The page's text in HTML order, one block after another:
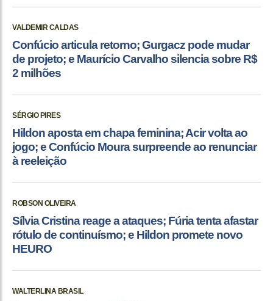
VALDEMIR CALDAS
Confúcio articula retorno; Gurgacz pode mudar
de projeto; e Maurício Carvalho silencia sobre R$
2 milhões
SÉRGIO PIRES
Hildon aposta em chapa feminina; Acir volta ao
jogo; e Confúcio Moura surpreende ao renunciar
à reeleição
ROBSON OLIVEIRA
Sílvia Cristina reage a ataques; Fúria tenta afastar
rótulo de continuísmo; e Hildon promete novo
HEURO
WALTERLINA BRASIL